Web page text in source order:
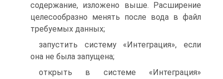
содержание, изложено выше. Расширение
целесообразно менять после вода в файл
требуемых данных;
запустить систему «Интеграция», если
она не была запущена;
открыть в системе «Интеграция»